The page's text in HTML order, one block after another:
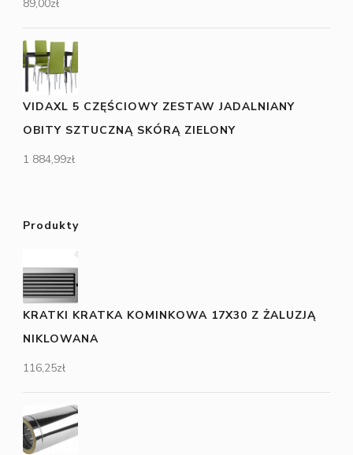
89,00zł
VIDAXL 5 CZĘŚCIOWY ZESTAW JADALNIANY
OBITY SZTUCZNĄ SKÓRĄ ZIELONY
1 884,99zł
Produkty
KRATKI KRATKA KOMINKOWA 17X30 Z ŻALUZJĄ
NIKLOWANA
116,25zł